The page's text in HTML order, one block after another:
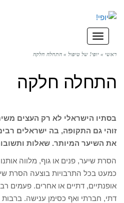
תפריט
ראשי » יופי! של טיפול » התחלה חלקה
התחלה חלקה
בסתיו הישראלי לא רק העצים
זוהי גם התקופה, בה ישראלים
את השיער המיותר. שאלות
הסרת שיער, פנים או גוף, מלווה
כמעט בכל התרבויות בוצעה הסרת
אופנתיים, דתיים או אחרים. פעמים
דתי, חברתי ואף כסימן ענישה.